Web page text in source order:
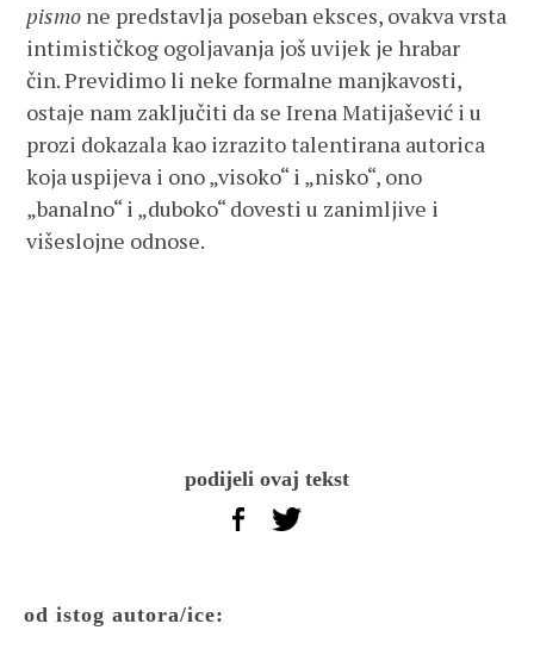
pismo ne predstavlja poseban eksces, ovakva vrsta
intimističkog ogoljavanja još uvijek je hrabar
čin. Previdimo li neke formalne manjkavosti,
ostaje nam zaključiti da se Irena Matijašević i u
prozi dokazala kao izrazito talentirana autorica
koja uspijeva i ono „visoko“ i „nisko“, ono
„banalno“ i „duboko“ dovesti u zanimljive i
višeslojne odnose.
podijeli ovaj tekst
od istog autora/ice: